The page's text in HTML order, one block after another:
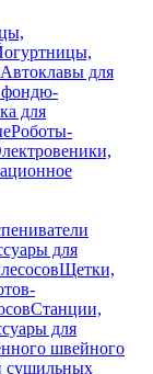
Автоклавы для
для
Роботы-
для
Щетки,
Станции,
для
швейного
сушильных